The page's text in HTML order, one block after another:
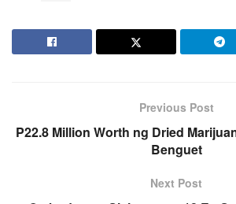
Previous Post
P22.8 Million Worth ng Dried
Benguet
Next Post